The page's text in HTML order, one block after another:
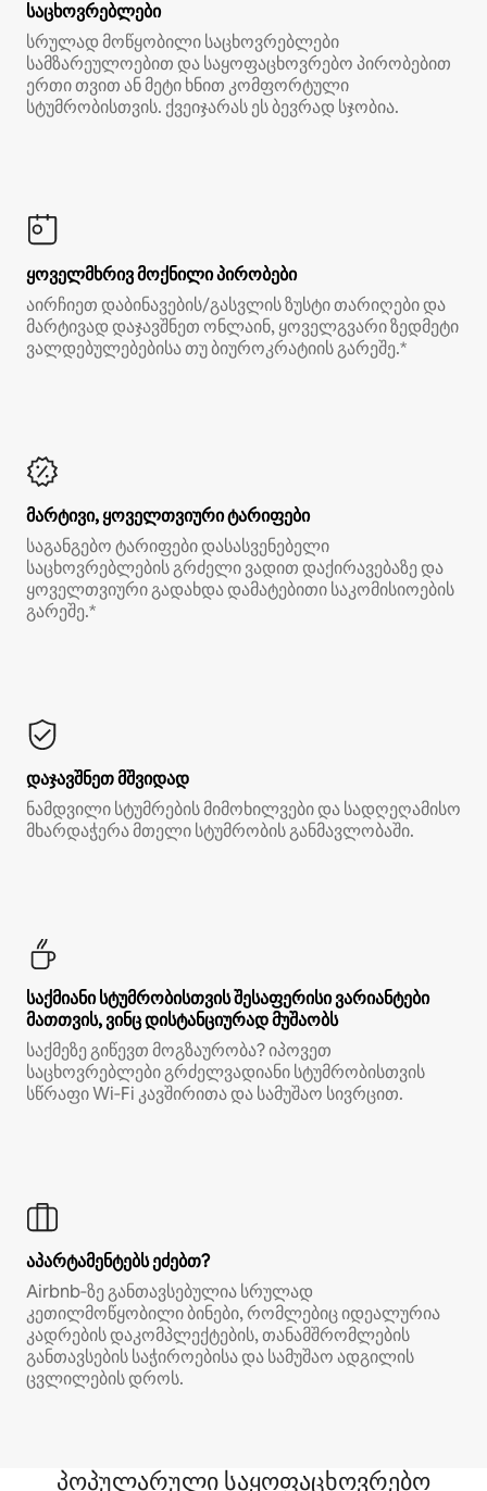
საცხოვრებლები
სრულად მოწყობილი საცხოვრებლები
სამზარეულოებით და საყოფაცხოვრებო პირობებით
ერთი თვით ან მეტი ხნით კომფორტული
სტუმრობისთვის. ქვეიჯარას ეს ბევრად სჯობია.
ყოველმხრივ მოქნილი პირობები
აირჩიეთ დაბინავების/გასვლის ზუსტი თარიღები და
მარტივად დაჯავშნეთ ონლაინ, ყოველგვარი ზედმეტი
ვალდებულებებისა თუ ბიუროკრატიის გარეშე.*
მარტივი, ყოველთვიური ტარიფები
საგანგებო ტარიფები დასასვენებელი
საცხოვრებლების გრძელი ვადით დაქირავებაზე და
ყოველთვიური გადახდა დამატებითი საკომისიოების
გარეშე.*
დაჯავშნეთ მშვიდად
ნამდვილი სტუმრების მიმოხილვები და სადღეღამისო
მხარდაჭერა მთელი სტუმრობის განმავლობაში.
საქმიანი სტუმრობისთვის შესაფერისი ვარიანტები
მათთვის, ვინც დისტანციურად მუშაობს
საქმეზე გიწევთ მოგზაურობა? იპოვეთ
საცხოვრებლები გრძელვადიანი სტუმრობისთვის
სწრაფი Wi‑Fi კავშირითა და სამუშაო სივრცით.
აპარტამენტებს ეძებთ?
Airbnb‑ზე განთავსებულია სრულად
კეთილმოწყობილი ბინები, რომლებიც იდეალურია
კადრების დაკომპლექტების, თანამშრომლების
განთავსების საჭიროებისა და სამუშაო ადგილის
ცვლილების დროს.
პოპულარული საყოფაცხოვრებო